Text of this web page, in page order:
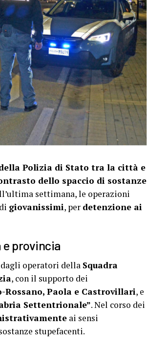
Polizia di Stato tra la città e
dello spaccio di sostanze
settimana, le operazioni
giovanissimi, per detenzione ai
e provincia
operatori della Squadra
, con il supporto dei
Paola e Castrovillari, e
Settentrionale”. Nel corso dei
ai sensi
stupefacenti.